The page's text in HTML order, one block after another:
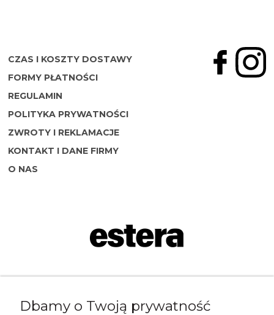
CZAS I KOSZTY DOSTAWY
FORMY PŁATNOŚCI
REGULAMIN
POLITYKA PRYWATNOŚCI
ZWROTY I REKLAMACJE
KONTAKT I DANE FIRMY
O NAS
shop@esterashop.com
Dbamy o Twoją prywatność